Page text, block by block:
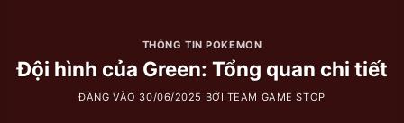
THÔNG TIN POKEMON
Đội hình của Green: Tổng quan chi tiết
ĐĂNG VÀO 30/06/2025 BỞI TEAM GAME STOP